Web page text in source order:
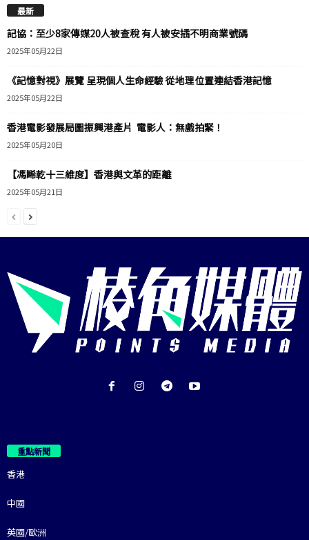
最新
記協：至少8家傳媒20人被查稅 有人被安插不明商業號碼
2025年05月22日
《記憶對視》展覽 呈現個人生命經驗 從地理位置連結香港記憶
2025年05月22日
香港電影發展局圖振興港產片 電影人：無戲拍緊！
2025年05月20日
【馮睎乾十三維度】香港與文革的距離
2025年05月21日
重點新聞
香港
中國
英國/歐洲